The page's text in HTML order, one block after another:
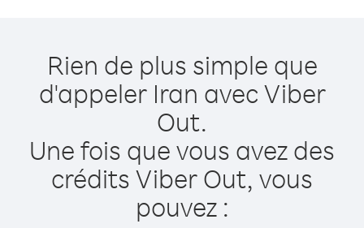
Rien de plus simple que
d'appeler Iran avec Viber
Out.
Une fois que vous avez des
crédits Viber Out, vous
pouvez :